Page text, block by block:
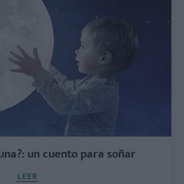
un cuento para soñar
LEER